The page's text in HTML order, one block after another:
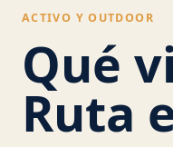
ACTIVO Y OUTDOOR
Qué
Ruta